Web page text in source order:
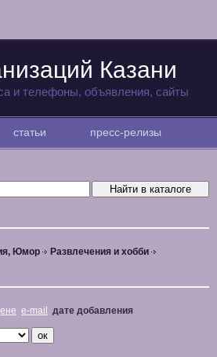
Казани
и телефоны, объявления, сайты
статьи пресс-релизы
Юмор Развлечения и хобби
e-mail дате добавления